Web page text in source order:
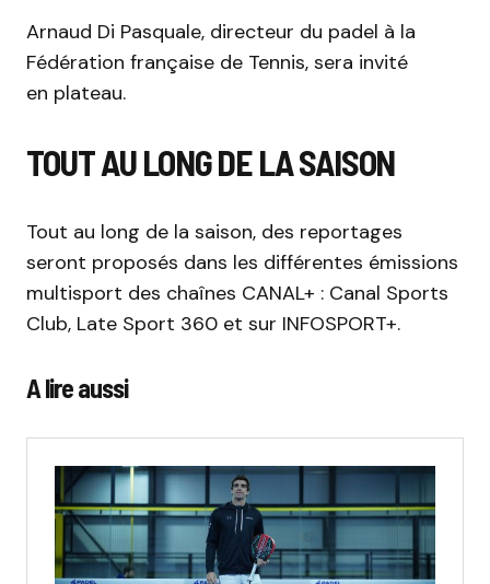
Arnaud Di Pasquale, directeur du padel à la
Fédération française de Tennis, sera invité
en plateau.
TOUT AU LONG DE LA SAISON
Tout au long de la saison, des reportages
seront proposés dans les différentes émissions
multisport des chaînes CANAL+ : Canal Sports
Club, Late Sport 360 et sur INFOSPORT+.
A lire aussi